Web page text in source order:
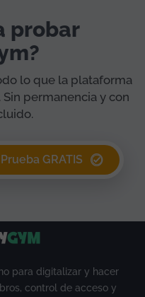
probar
lo que la plataforma
permanencia y con
Prueba GRATIS
para digitalizar y hacer
control de acceso y